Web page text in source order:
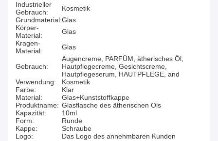
Industrieller
Gebrauch:
Kosmetik
Grundmaterial:Glas
Körper-
Material:
Glas
Kragen-
Material:
Glas
Gebrauch:
Augencreme, PARFÜM, ätherisches Öl,
Hautpflegecreme, Gesichtscreme,
Hautpflegeserum, HAUTPFLEGE, and
Verwendung:
Kosmetik
Farbe:
Klar
Material:
Glas+Kunststoffkappe
Produktname: Glasflasche des ätherischen Öls
Kapazität:
10ml
Form:
Runde
Kappe:
Schraube
Logo:
Das Logo des annehmbaren Kunden